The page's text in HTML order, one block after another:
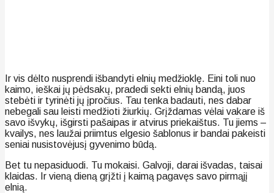
Ir vis dėlto nusprendi išbandyti elnių medžioklę. Eini toli nuo
kaimo, ieškai jų pėdsakų, pradedi sekti elnių bandą, juos
stebėti ir tyrinėti jų įpročius. Tau tenka badauti, nes dabar
nebegali sau leisti medžioti žiurkių. Grįždamas vėlai vakare iš
savo išvykų, išgirsti pašaipas ir atvirus priekaištus. Tu jiems –
kvailys, nes laužai priimtus elgesio šablonus ir bandai pakeisti
seniai nusistovėjusį gyvenimo būdą.
Bet tu nepasiduodi. Tu mokaisi. Galvoji, darai išvadas, taisai
klaidas. Ir vieną dieną grįžti į kaimą pagavęs savo pirmąjį
elnią.